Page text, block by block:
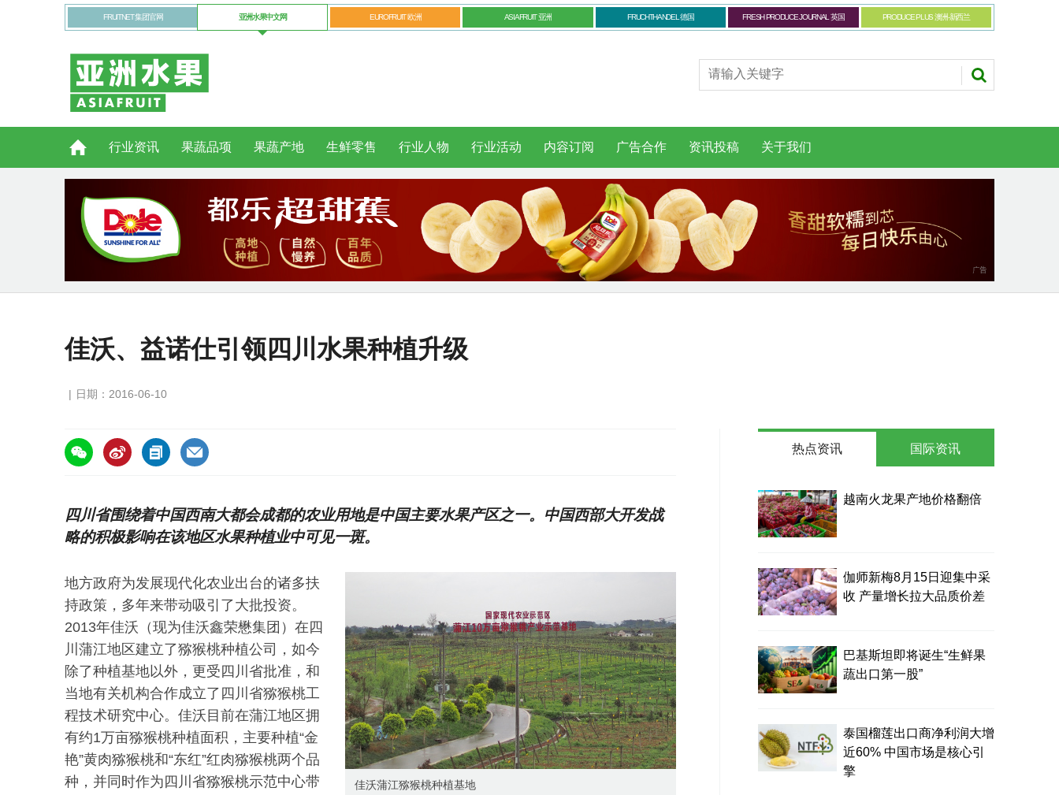
FRUITNET 集团官网 亚洲水果中文网 EUROFRUIT 欧洲 ASIAFRUIT 亚洲 FRUCHTHANDEL 德国 FRESH PRODUCE JOURNAL 英国 PRODUCE PLUS 澳洲-新西兰
行业资讯 果蔬品项 果蔬产地 生鲜零售 行业人物 行业活动 内容订阅 广告合作 资讯投稿 关于我们
佳沃、益诺仕引领四川水果种植升级
日期：2016-06-10
https://asiafruitchina.net/15501.html
四川省围绕着中国西南大都会成都的农业用地是中国主要水果产区之一。中国西部大开发战
略的积极影响在该地区水果种植业中可见一斑。
佳沃蒲江猕猴桃种植基地
地方政府为发展现代化农业出台的诸多扶
持政策，多年来带动吸引了大批投资。
2013年佳沃（现为佳沃鑫荣懋集团）在四
川蒲江地区建立了猕猴桃种植公司，如今
除了种植基地以外，更受四川省批准，和
当地有关机构合作成立了四川省猕猴桃工
程技术研究中心。佳沃目前在蒲江地区拥
有约1万亩猕猴桃种植面积，主要种植“金
艳”黄肉猕猴桃和“东红”红肉猕猴桃两个品
种，并同时作为四川省猕猴桃示范中心带
热点资讯
越南火龙果产地价格翻倍
伽师新梅8月15日迎集中采
收 产量增长拉大品质价差
巴基斯坦即将诞生“生鲜果
蔬出口第一股”
泰国榴莲出口商净利润大增
近60% 中国市场是核心引
擎
国际资讯